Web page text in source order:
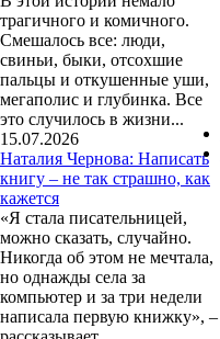
трагичного и комичного.
Смешалось все: люди,
свиньи, быки, отсохшие
пальцы и откушенные уши,
мегаполис и глубинка. Все
это случилось в жизни...
15.07.2026
Наталия Чернова: Написать
книгу – не так страшно, как
кажется
«Я стала писательницей,
можно сказать, случайно.
Никогда об этом не мечтала,
но однажды села за
компьютер и за три недели
написала первую книжку», –